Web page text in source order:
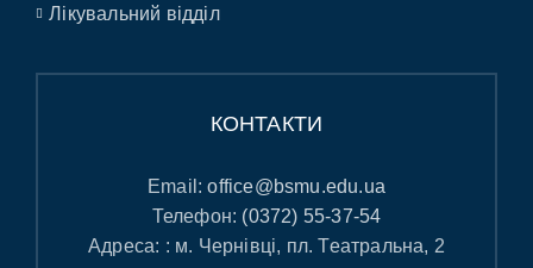
Лікувальний відділ
КОНТАКТИ
Email:office@bsmu.edu.ua
Телефон: (0372) 55-37-54
Адреса: : м. Чернівці, пл. Театральна, 2